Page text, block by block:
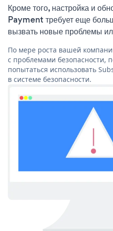
Кроме того, настройка и
Payment требует еще
вызвать новые проблемы
По мере роста вашей
с проблемами безопасности,
попытаться использовать
в системе безопасности.